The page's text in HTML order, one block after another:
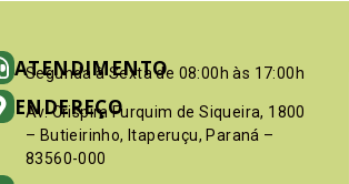
ATENDIMENTO
Segunda à Sexta de 08:00h às 17:00h
ENDEREÇO
Av. Crispim Furquim de Siqueira, 1800
– Butieirinho, Itaperuçu, Paraná –
83560-000